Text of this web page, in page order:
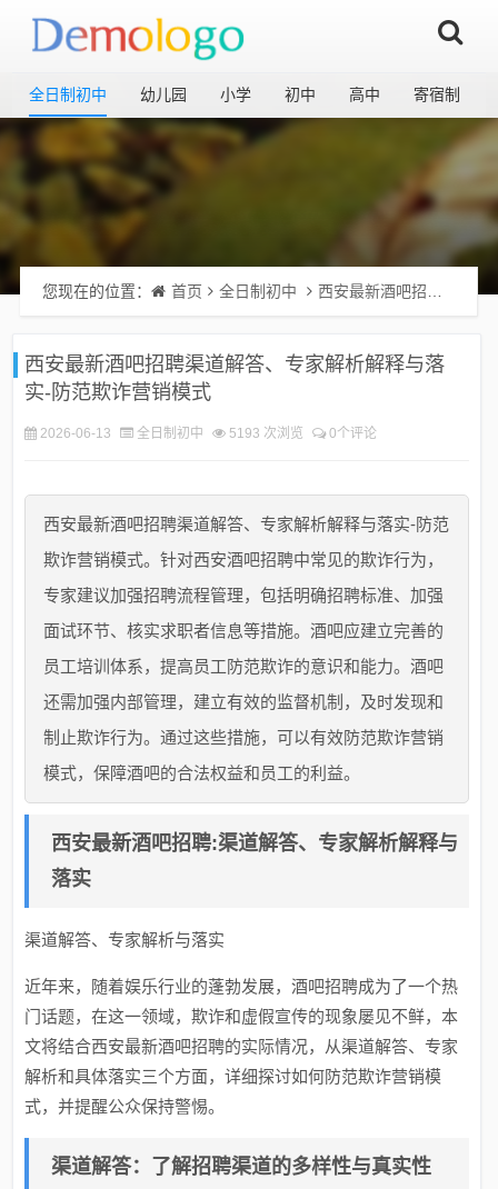
全日制初中 幼儿园 小学 初中 高中 寄宿制
您现在的位置： 首页 全日制初中 西安最新酒吧招聘渠道解答、专家解析解释与落实-防范欺诈营销模式
西安最新酒吧招聘渠道解答、专家解析解释与落
实-防范欺诈营销模式
2026-06-13 全日制初中 5193 次浏览 0个评论
西安最新酒吧招聘渠道解答、专家解析解释与落实-防范
欺诈营销模式。针对西安酒吧招聘中常见的欺诈行为，
专家建议加强招聘流程管理，包括明确招聘标准、加强
面试环节、核实求职者信息等措施。酒吧应建立完善的
员工培训体系，提高员工防范欺诈的意识和能力。酒吧
还需加强内部管理，建立有效的监督机制，及时发现和
制止欺诈行为。通过这些措施，可以有效防范欺诈营销
模式，保障酒吧的合法权益和员工的利益。
西安最新酒吧招聘:渠道解答、专家解析解释与
落实
渠道解答、专家解析与落实
近年来，随着娱乐行业的蓬勃发展，酒吧招聘成为了一个热
门话题，在这一领域，欺诈和虚假宣传的现象屡见不鲜，本
文将结合西安最新酒吧招聘的实际情况，从渠道解答、专家
解析和具体落实三个方面，详细探讨如何防范欺诈营销模
式，并提醒公众保持警惕。
渠道解答：了解招聘渠道的多样性与真实性